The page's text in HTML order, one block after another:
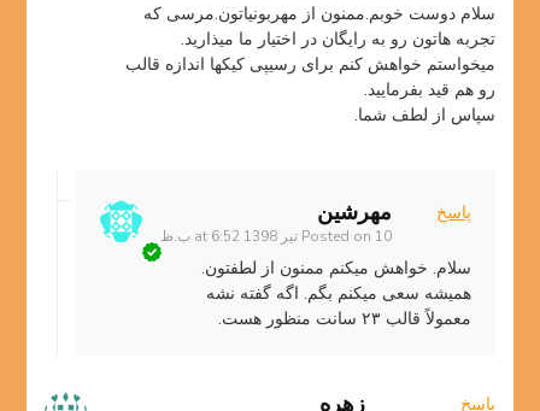
سلام دوست خوبم.ممنون از مهربونیاتون.مرسی که
تجربه هاتون رو به رایگان در اختیار ما میذارید.
میخواستم خواهش کنم برای رسیپی کیکها اندازه قالب
رو هم قید بفرمایید.
سپاس از لطف شما.
مهرشین
Posted on 10 تیر 1398 at 6:52 ب.ظ
پاسخ
سلام. خواهش میکنم ممنون از لطفتون.
همیشه سعی میکنم بگم. اگه گفته نشه
معمولاً قالب ۲۳ سانت منظور هست.
زهره پاسخ